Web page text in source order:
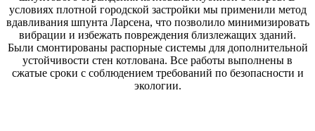
условиях плотной городской застройки мы применили метод
вдавливания шпунта Ларсена, что позволило минимизировать
вибрации и избежать повреждения близлежащих зданий.
Были смонтированы распорные системы для дополнительной
устойчивости стен котлована. Все работы выполнены в
сжатые сроки с соблюдением требований по безопасности и
экологии.